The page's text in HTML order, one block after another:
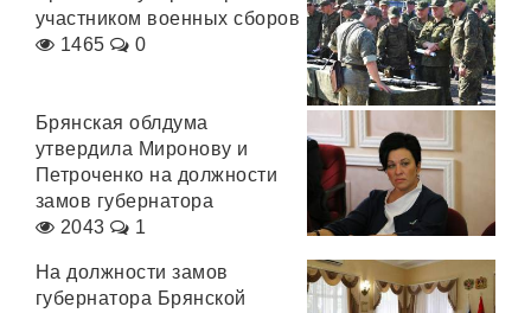
участником военных сборов
1465
0
Брянская облдума
утвердила Миронову и
Петроченко на должности
замов губернатора
2043
1
На должности замов
губернатора Брянской